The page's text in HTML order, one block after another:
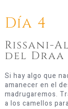
Día 4
Rissani-
del Draa
Si hay algo que
amanecer en el
madrugaremos.
a los camellos